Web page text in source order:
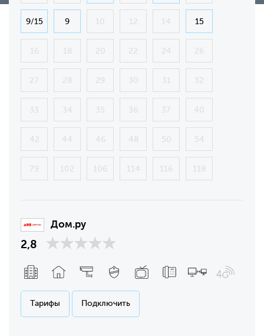
9/15 9 10 12 14 15
16 18 20 22 24 26
27 28 29 30 31 32
33 34 35 36 37 40
42 44 46 48 50 54
79 102 106 114 116 118
Дом.ру
2,8
Тарифы Подключить